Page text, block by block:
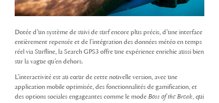
Dotée d’un système de suivi de surf encore plus précis, d’une interface
entièrement repensée et de l’intégration des données météo en temps
réel via Surfline, la Search GPS3 offre une expérience enrichie aussi bien
sur la vague qu’en dehors.
L’interactivité est au cœur de cette nouvelle version, avec une
application mobile optimisée, des fonctionnalités de gamification, et
des options sociales engageantes comme le mode Boss of the Break, qui